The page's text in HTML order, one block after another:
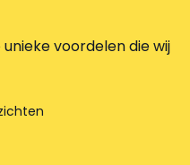
voordelen die wij